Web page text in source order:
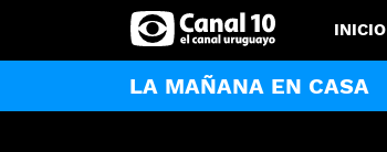
INICIO
LA MAÑANA EN CASA